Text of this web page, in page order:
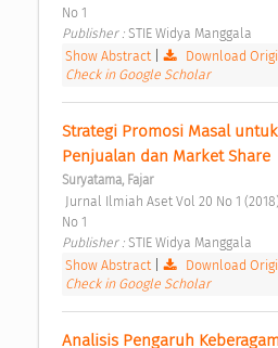
No 1
Publisher : STIE Widya Manggala
Show Abstract
Download
Check in Google Scholar
Strategi Promosi Masal
Penjualan dan Market Share
Suryatama, Fajar
No 1
Publisher : STIE Widya Manggala
Show Abstract
Download
Check in Google Scholar
Analisis Pengaruh